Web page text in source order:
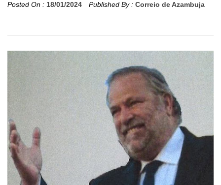
Posted On : 18/01/2024 Published By : Correio de Azambuja